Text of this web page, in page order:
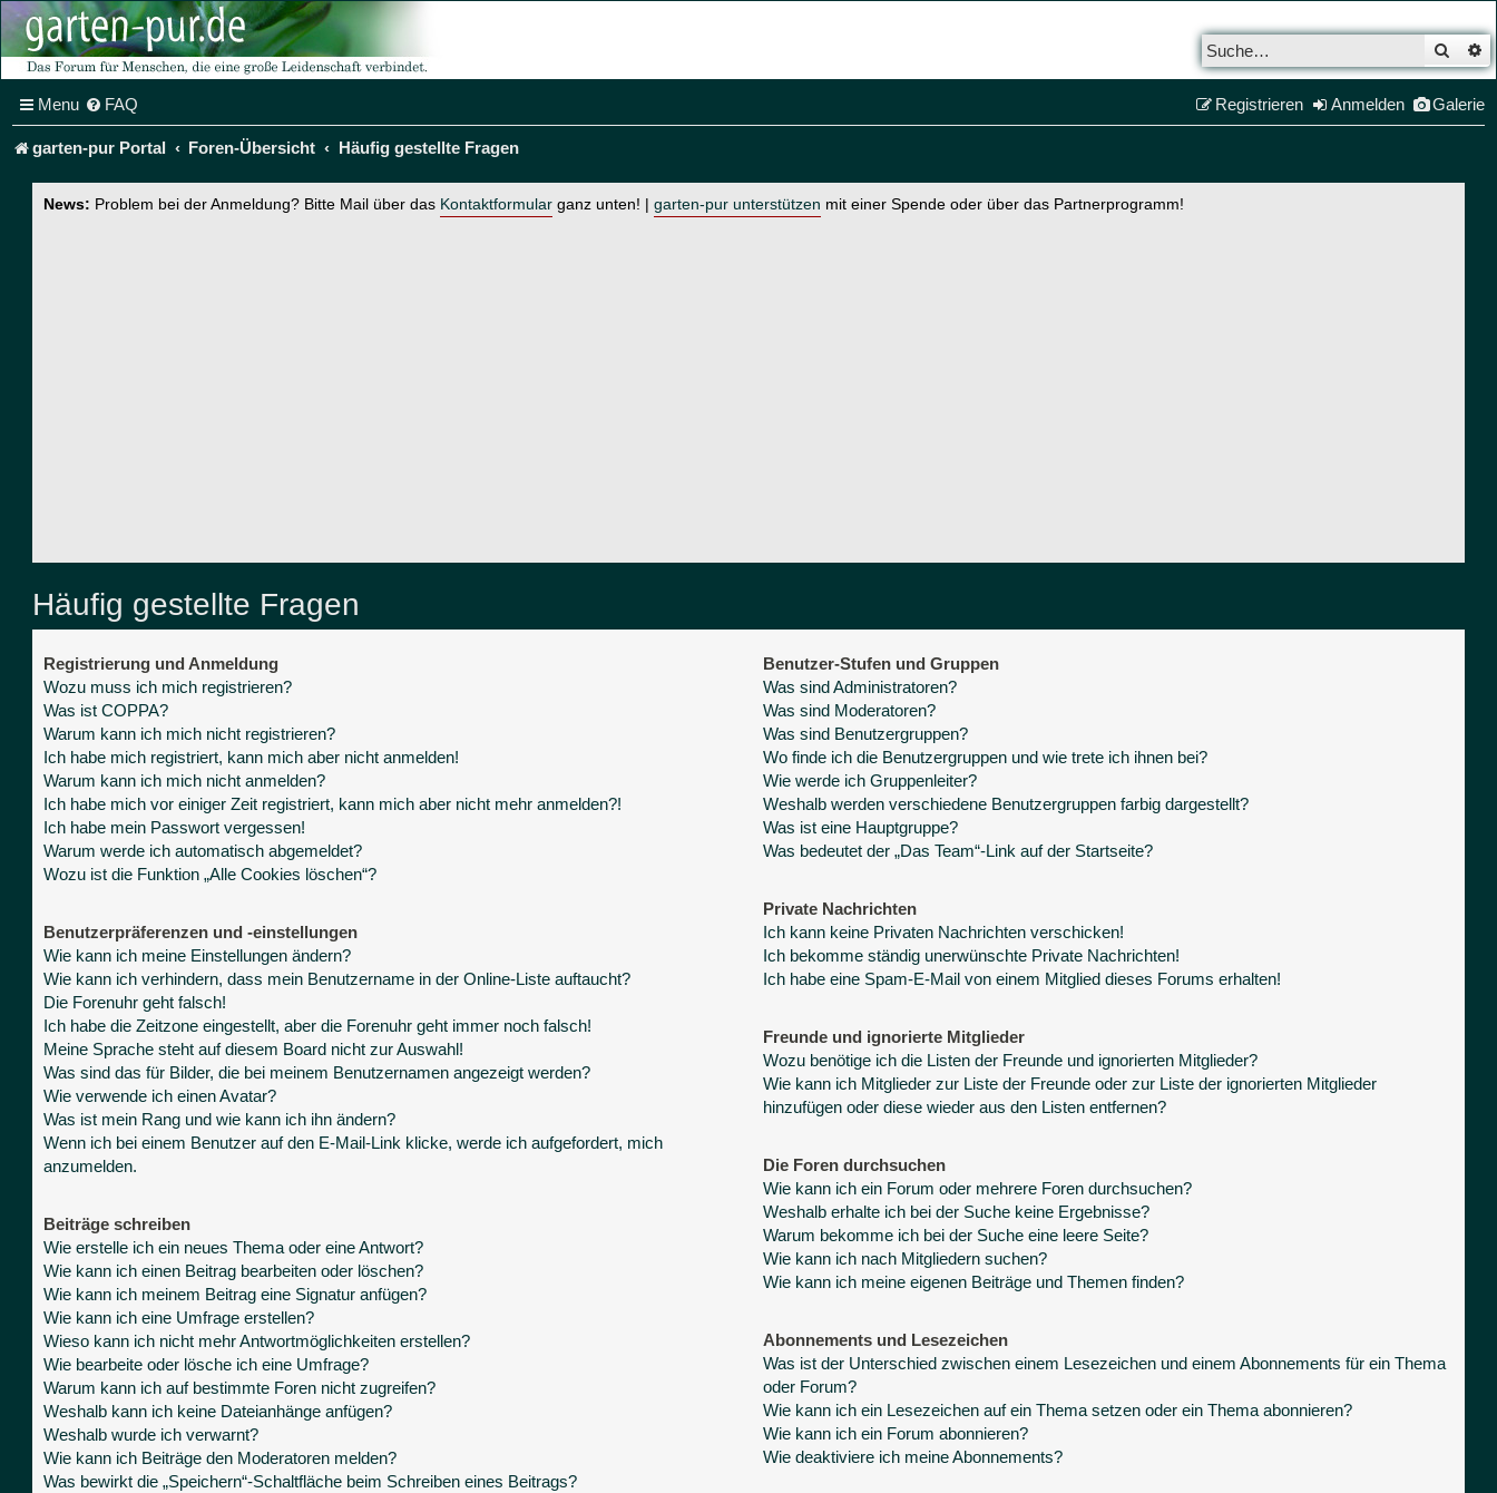
Menu FAQ Galerie
Anmelden
Registrieren
garten-pur Portal Foren-Übersicht Häufig gestellte Fragen
News: Problem bei der Anmeldung? Bitte Mail über das Kontaktformular ganz unten! | garten-pur unterstützen mit einer Spende oder über das Partnerprogramm!
Häufig gestellte Fragen
Registrierung und Anmeldung
Wozu muss ich mich registrieren?
Was ist COPPA?
Warum kann ich mich nicht registrieren?
Ich habe mich registriert, kann mich aber nicht anmelden!
Warum kann ich mich nicht anmelden?
Ich habe mich vor einiger Zeit registriert, kann mich aber nicht mehr anmelden?!
Ich habe mein Passwort vergessen!
Warum werde ich automatisch abgemeldet?
Wozu ist die Funktion „Alle Cookies löschen“?
Benutzerpräferenzen und -einstellungen
Wie kann ich meine Einstellungen ändern?
Wie kann ich verhindern, dass mein Benutzername in der Online-Liste auftaucht?
Die Forenuhr geht falsch!
Ich habe die Zeitzone eingestellt, aber die Forenuhr geht immer noch falsch!
Meine Sprache steht auf diesem Board nicht zur Auswahl!
Was sind das für Bilder, die bei meinem Benutzernamen angezeigt werden?
Wie verwende ich einen Avatar?
Was ist mein Rang und wie kann ich ihn ändern?
Wenn ich bei einem Benutzer auf den E-Mail-Link klicke, werde ich aufgefordert, mich
anzumelden.
Beiträge schreiben
Wie erstelle ich ein neues Thema oder eine Antwort?
Wie kann ich einen Beitrag bearbeiten oder löschen?
Wie kann ich meinem Beitrag eine Signatur anfügen?
Wie kann ich eine Umfrage erstellen?
Wieso kann ich nicht mehr Antwortmöglichkeiten erstellen?
Wie bearbeite oder lösche ich eine Umfrage?
Warum kann ich auf bestimmte Foren nicht zugreifen?
Weshalb kann ich keine Dateianhänge anfügen?
Weshalb wurde ich verwarnt?
Wie kann ich Beiträge den Moderatoren melden?
Was bewirkt die „Speichern“-Schaltfläche beim Schreiben eines Beitrags?
Benutzer-Stufen und Gruppen
Was sind Administratoren?
Was sind Moderatoren?
Was sind Benutzergruppen?
Wo finde ich die Benutzergruppen und wie trete ich ihnen bei?
Wie werde ich Gruppenleiter?
Weshalb werden verschiedene Benutzergruppen farbig dargestellt?
Was ist eine Hauptgruppe?
Was bedeutet der „Das Team“-Link auf der Startseite?
Private Nachrichten
Ich kann keine Privaten Nachrichten verschicken!
Ich bekomme ständig unerwünschte Private Nachrichten!
Ich habe eine Spam-E-Mail von einem Mitglied dieses Forums erhalten!
Freunde und ignorierte Mitglieder
Wozu benötige ich die Listen der Freunde und ignorierten Mitglieder?
Wie kann ich Mitglieder zur Liste der Freunde oder zur Liste der ignorierten Mitglieder
hinzufügen oder diese wieder aus den Listen entfernen?
Die Foren durchsuchen
Wie kann ich ein Forum oder mehrere Foren durchsuchen?
Weshalb erhalte ich bei der Suche keine Ergebnisse?
Warum bekomme ich bei der Suche eine leere Seite?
Wie kann ich nach Mitgliedern suchen?
Wie kann ich meine eigenen Beiträge und Themen finden?
Abonnements und Lesezeichen
Was ist der Unterschied zwischen einem Lesezeichen und einem Abonnements für ein Thema
oder Forum?
Wie kann ich ein Lesezeichen auf ein Thema setzen oder ein Thema abonnieren?
Wie kann ich ein Forum abonnieren?
Wie deaktiviere ich meine Abonnements?